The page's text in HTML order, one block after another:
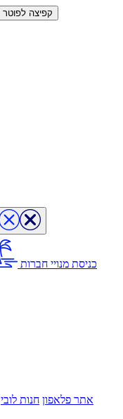
קפיצה לפוטר
כניסת מנויי חברות
אתר פלאפון חנות לובי